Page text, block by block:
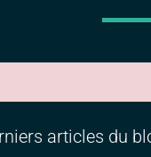
articles du